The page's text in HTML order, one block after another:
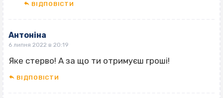
ВІДПОВІCТИ
Антоніна
6 липня 2022 в 20:19
Яке стерво! А за що ти отримуєш гроші!
ВІДПОВІCТИ